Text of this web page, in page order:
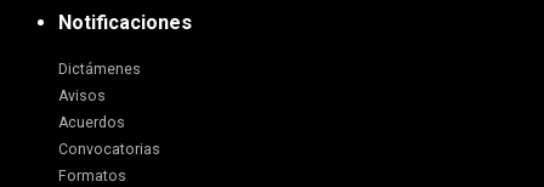
Notificaciones
Dictámenes
Avisos
Acuerdos
Convocatorias
Formatos